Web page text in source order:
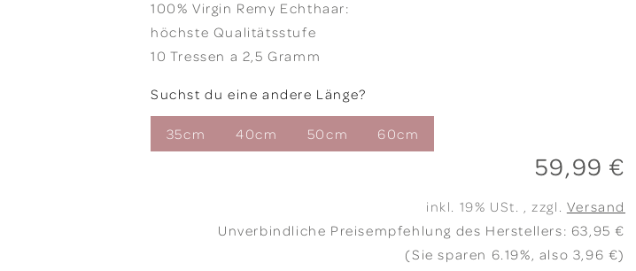
100% Virgin Remy Echthaar:
höchste Qualitätsstufe
10 Tressen a 2,5 Gramm
Suchst du eine andere Länge?
35cm 40cm 50cm 60cm
59,99 €
inkl. 19% USt. , zzgl. Versand
Unverbindliche Preisempfehlung des Herstellers: 63,95 €
(Sie sparen 6.19%, also 3,96 €)